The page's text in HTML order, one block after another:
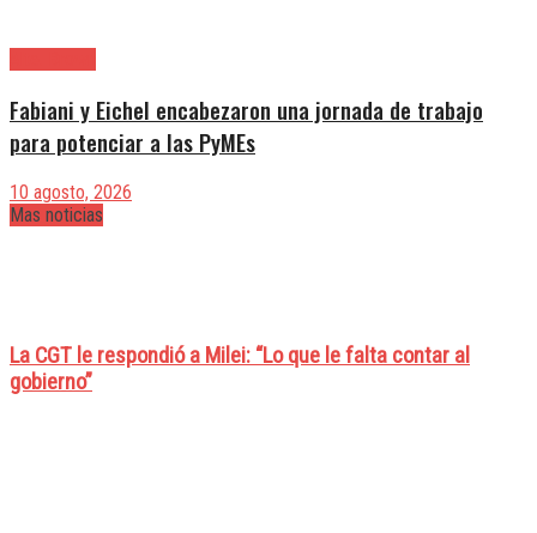
Fabiani y Eichel encabezaron una jornada de trabajo
para potenciar a las PyMEs
10 agosto, 2026
Mas noticias
La CGT le respondió a Milei: “Lo que le falta contar al
gobierno”